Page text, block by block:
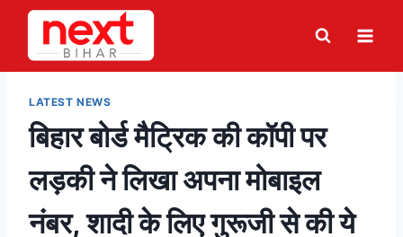
Skip
content
LATEST NEWS
बिहार बोर्ड मैट्रिक की कॉपी पर
लड़की ने लिखा अपना मोबाइल
नंबर, शादी के लिए गुरूजी से की ये